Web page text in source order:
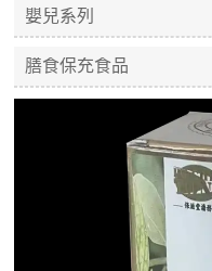
嬰兒系列
膳食保充食品